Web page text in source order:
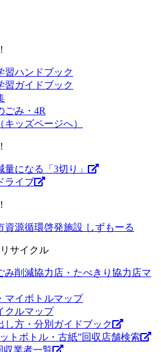
ごみ・4R
キッズページへ）
量になる「3切り」
ライブ
サイクル
し方・分別ガイドブック
トボトル・古紙”回収店舗検索
収業者一覧